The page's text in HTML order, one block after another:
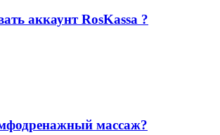
аккаунт RosKassa ?
массаж?